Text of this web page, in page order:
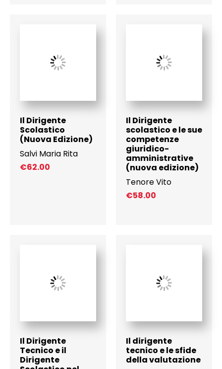
Il Dirigente
Scolastico
(Nuova Edizione)
Salvi Maria Rita
€62.00
Il Dirigente
scolastico e le sue
competenze
giuridico-
amministrative
(nuova edizione)
Tenore Vito
€58.00
Il Dirigente
Tecnico e il
Dirigente
Il dirigente
tecnico e le sfide
della valutazione